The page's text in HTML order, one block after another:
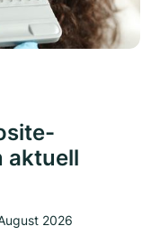
aktuell
2026